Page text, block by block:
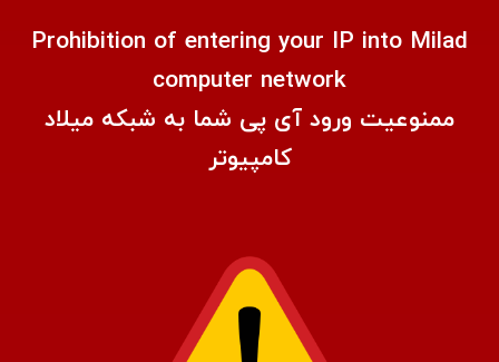
Prohibition of entering your IP into Milad
computer network
ممنوعیت ورود آی پی شما به شبکه میلاد
کامپیوتر